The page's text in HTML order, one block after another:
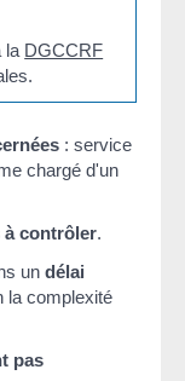
la DGCCRF
: service
chargé d'un
à contrôler.
un délai
la complexité
pas